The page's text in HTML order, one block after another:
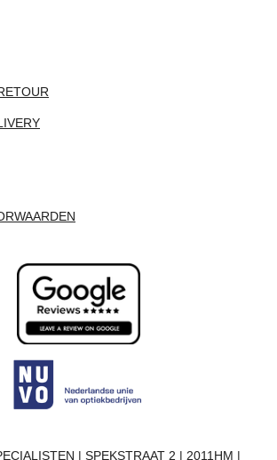
| SPEKSTRAAT 2 | 2011HM |